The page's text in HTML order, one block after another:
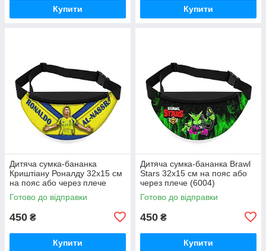
Купити Купити
Дитяча сумка-бананка
Криштіану Роналду 32х15 см
на пояс або через плече
(6006)
Готово до відправки
450 ₴
Купити
Дитяча сумка-бананка Brawl
Stars 32х15 см на пояс або
через плече (6004)
Готово до відправки
450 ₴
Купити